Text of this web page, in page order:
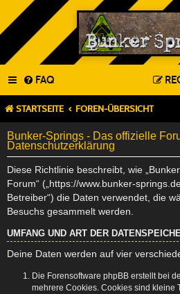
FAQ
STARTSEITE FOREN-ÜBERSICHT
Bunker-Springs - Das offizielle
Datenschutzerklärung
Diese Richtlinie beschreibt, wie
Forum“ („https://www.bunker-
Betreiber“) die Daten verwendet, die
Besuchs gesammelt werden.
UMFANG UND ART DER
Deine Daten werden auf vier
Die Forensoftware phpBB erstellt bei
mehrere Cookies. Cookies sind kleine